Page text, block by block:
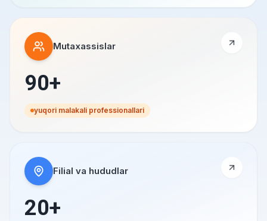
Mutaxassislar
90+
yuqori malakali professionallari
Filial va hududlar
20+